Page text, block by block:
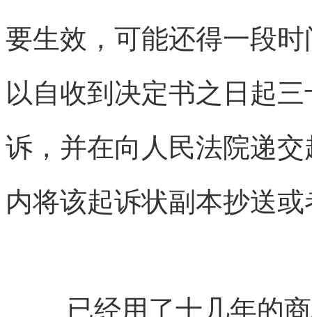
要生效，可能还得一段
以自收到决定书之日起
诉，并在向人民法院递
内将该起诉状副本抄送
已经用了十几年的